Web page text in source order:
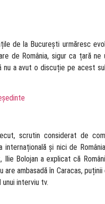
de la București urmăresc
de România, sigur ca țară ne
nu a avut o discuție pe acest
scrutin considerat de
și nici de
Bolojan a explicat că
are ambasadă în Caracas,
interviu tv.